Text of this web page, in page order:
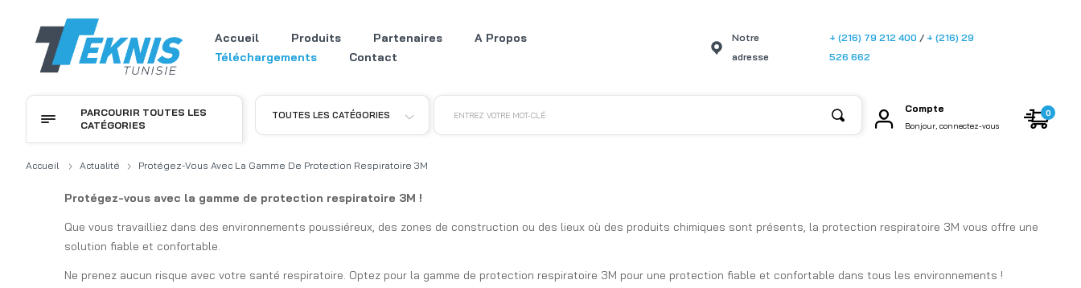
Accueil Produits Partenaires
A Propos
Téléchargements
Contact
Notre
adresse
+ (216) 79 212 400 / + (216) 29
526 662
TOUTES LES CATÉGORIES ENTREZ VOTRE MOT-CLÉ
Compte
Bonjour, connectez-vous
0
PARCOURIR TOUTES LES
CATÉGORIES
Accueil Actualité Protégez-Vous Avec La Gamme De Protection Respiratoire 3M
Protégez-vous avec la gamme de protection respiratoire 3M !
Que vous travailliez dans des environnements poussiéreux, des zones de construction ou des lieux où des produits chimiques sont présents, la protection respiratoire 3M vous offre une
solution fiable et confortable.
Ne prenez aucun risque avec votre santé respiratoire. Optez pour la gamme de protection respiratoire 3M pour une protection fiable et confortable dans tous les environnements !